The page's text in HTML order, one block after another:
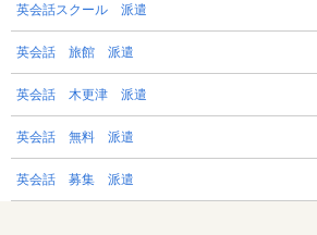
英会話スクール 派遣
英会話 旅館 派遣
英会話 木更津 派遣
英会話 無料 派遣
英会話 募集 派遣